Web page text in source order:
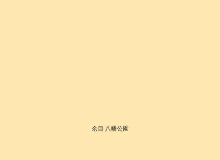
余目 八幡公園